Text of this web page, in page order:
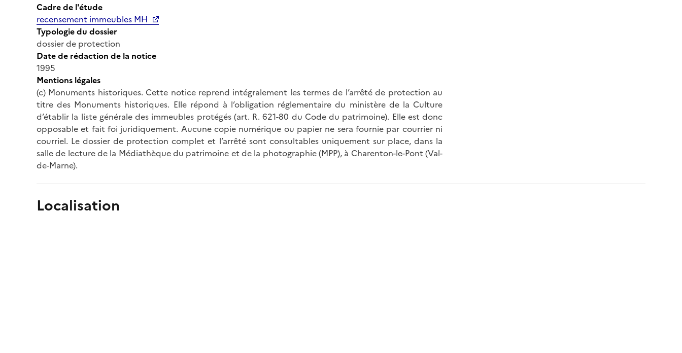
Cadre de l'étude
recensement immeubles MH
Typologie du dossier
dossier de protection
Date de rédaction de la notice
1995
Mentions légales
(c) Monuments historiques. Cette notice reprend intégralement les termes de l’arrêté de protection au
titre des Monuments historiques. Elle répond à l’obligation réglementaire du ministère de la Culture
d’établir la liste générale des immeubles protégés (art. R. 621-80 du Code du patrimoine). Elle est donc
opposable et fait foi juridiquement. Aucune copie numérique ou papier ne sera fournie par courrier ni
courriel. Le dossier de protection complet et l’arrêté sont consultables uniquement sur place, dans la
salle de lecture de la Médiathèque du patrimoine et de la photographie (MPP), à Charenton-le-Pont (Val-
de-Marne).
Localisation